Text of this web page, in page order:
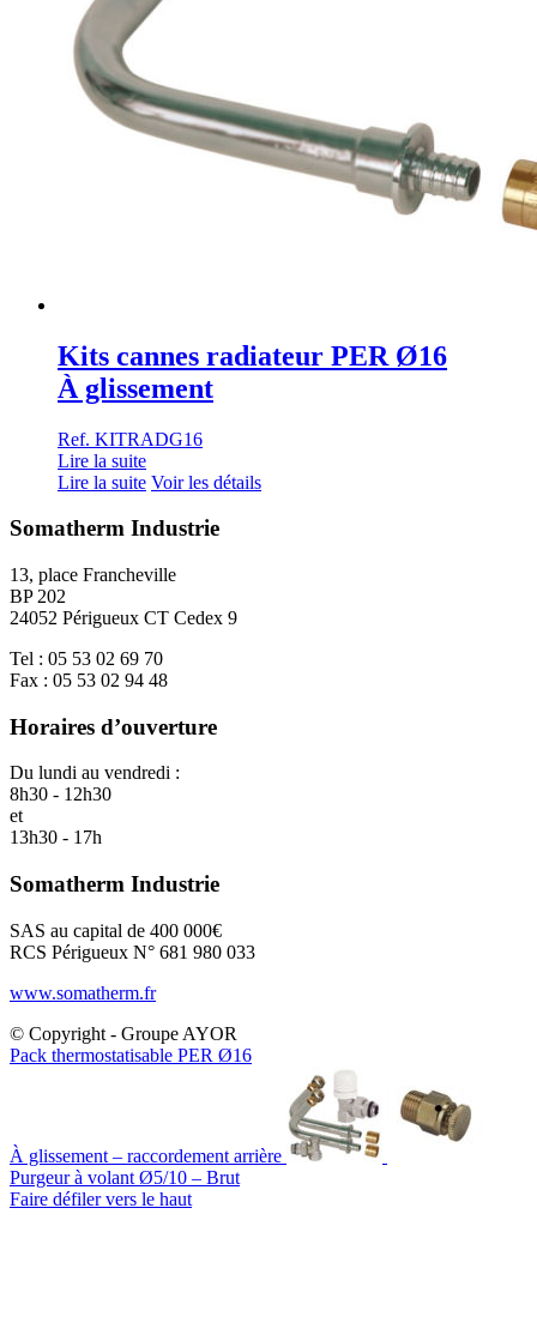
Kits cannes radiateur PER Ø16
À glissement
Ref. KITRADG16
Lire la suite
Lire la suite Voir les détails
Somatherm Industrie
13, place Francheville
BP 202
24052 Périgueux CT Cedex 9
Tel : 05 53 02 69 70
Fax : 05 53 02 94 48
Horaires d’ouverture
Du lundi au vendredi :
8h30 - 12h30
et
13h30 - 17h
Somatherm Industrie
SAS au capital de 400 000€
RCS Périgueux N° 681 980 033
www.somatherm.fr
© Copyright - Groupe AYOR
Pack thermostatisable PER Ø16
À glissement – raccordement arrière
Purgeur à volant Ø5/10 – Brut
Faire défiler vers le haut